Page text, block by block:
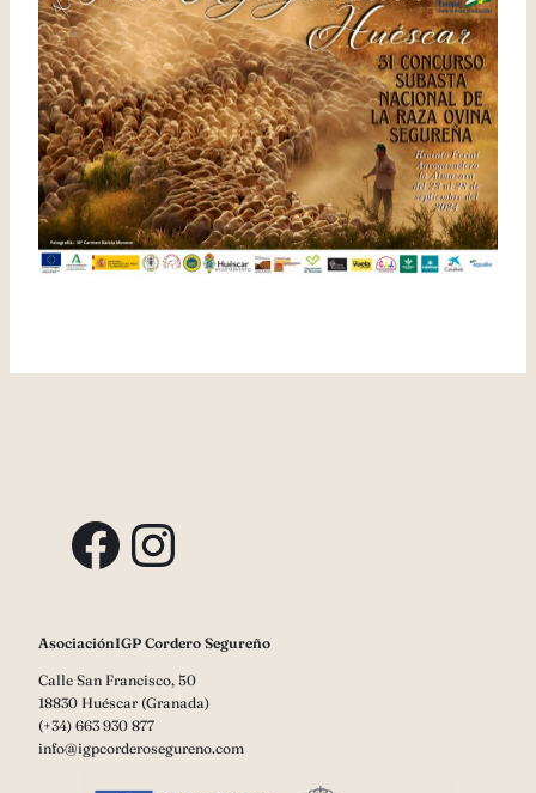
Facebook Instagram
AsociaciónIGP Cordero Segureño
Calle San Francisco, 50
18830 Huéscar (Granada)
(+34) 663 930 877
info@igpcorderosegureno.com